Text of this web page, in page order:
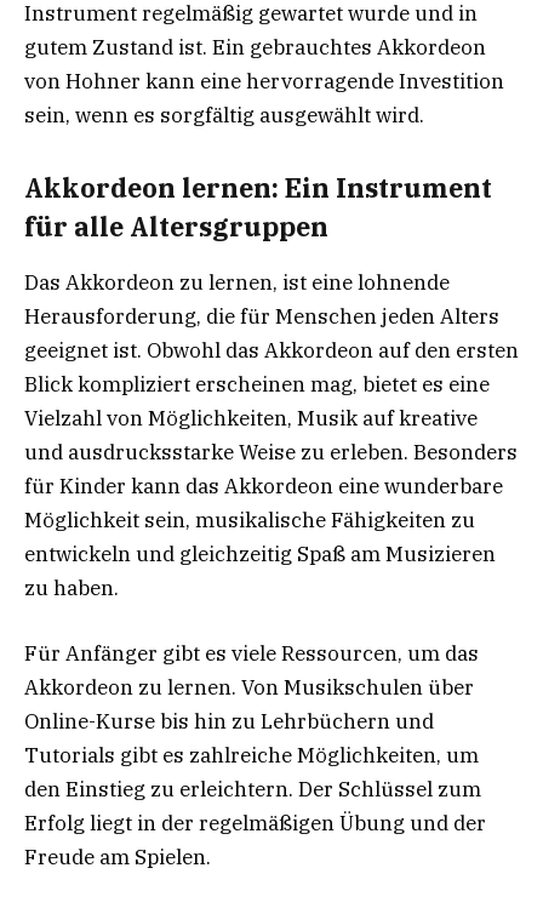
Instrument regelmäßig gewartet wurde und in
gutem Zustand ist. Ein gebrauchtes Akkordeon
von Hohner kann eine hervorragende Investition
sein, wenn es sorgfältig ausgewählt wird.
Akkordeon lernen: Ein Instrument
für alle Altersgruppen
Das Akkordeon zu lernen, ist eine lohnende
Herausforderung, die für Menschen jeden Alters
geeignet ist. Obwohl das Akkordeon auf den ersten
Blick kompliziert erscheinen mag, bietet es eine
Vielzahl von Möglichkeiten, Musik auf kreative
und ausdrucksstarke Weise zu erleben. Besonders
für Kinder kann das Akkordeon eine wunderbare
Möglichkeit sein, musikalische Fähigkeiten zu
entwickeln und gleichzeitig Spaß am Musizieren
zu haben.
Für Anfänger gibt es viele Ressourcen, um das
Akkordeon zu lernen. Von Musikschulen über
Online-Kurse bis hin zu Lehrbüchern und
Tutorials gibt es zahlreiche Möglichkeiten, um
den Einstieg zu erleichtern. Der Schlüssel zum
Erfolg liegt in der regelmäßigen Übung und der
Freude am Spielen.